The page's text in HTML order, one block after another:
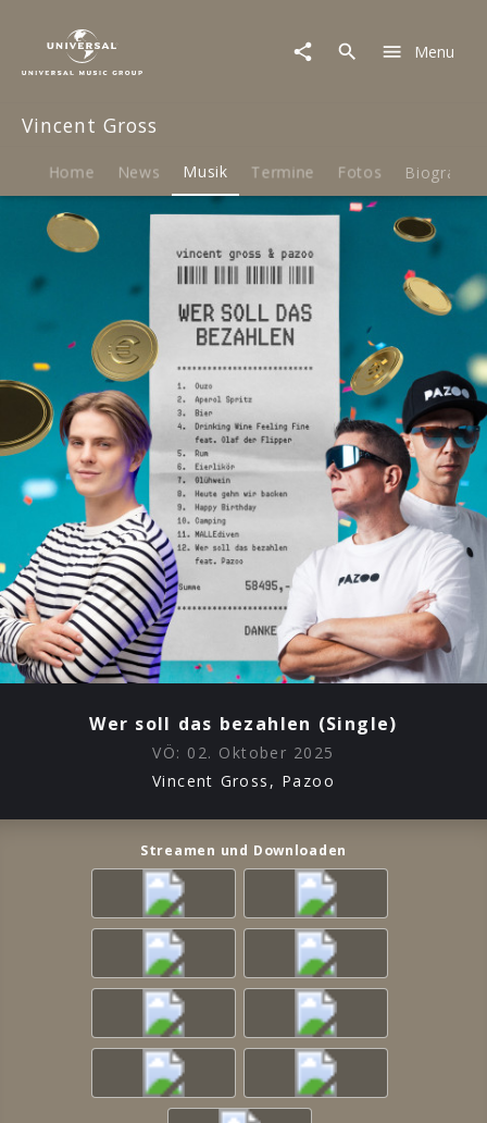
Musik
Wer
bezahlen
(Single)
Menu
Vincent Gross
Home News Musik Termine Fotos Biografie
Wer soll das bezahlen (Single)
VÖ: 02. Oktober 2025
Vincent Gross, Pazoo
Streamen und Downloaden